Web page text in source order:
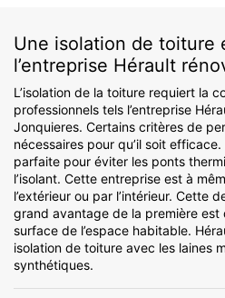
Une isolation de toiture
l’entreprise Hérault
L’isolation de la toiture requiert la
professionnels tels l’entreprise
Jonquieres. Certains critères de
nécessaires pour qu’il soit
parfaite pour éviter les ponts
l’isolant. Cette entreprise est à
l’extérieur ou par l’intérieur. Cette
grand avantage de la première est
surface de l’espace habitable.
isolation de toiture avec les laines
synthétiques.